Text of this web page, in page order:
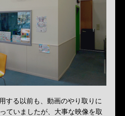
する以前も、動画のやり取りに
ていましたが、大事な映像を取